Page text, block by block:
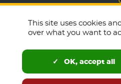
Mentions légales
Données personnelles et
Cookies
Espace presse
Télécharger le logo
English
This site uses cookies
over what you want to
OK, accept all